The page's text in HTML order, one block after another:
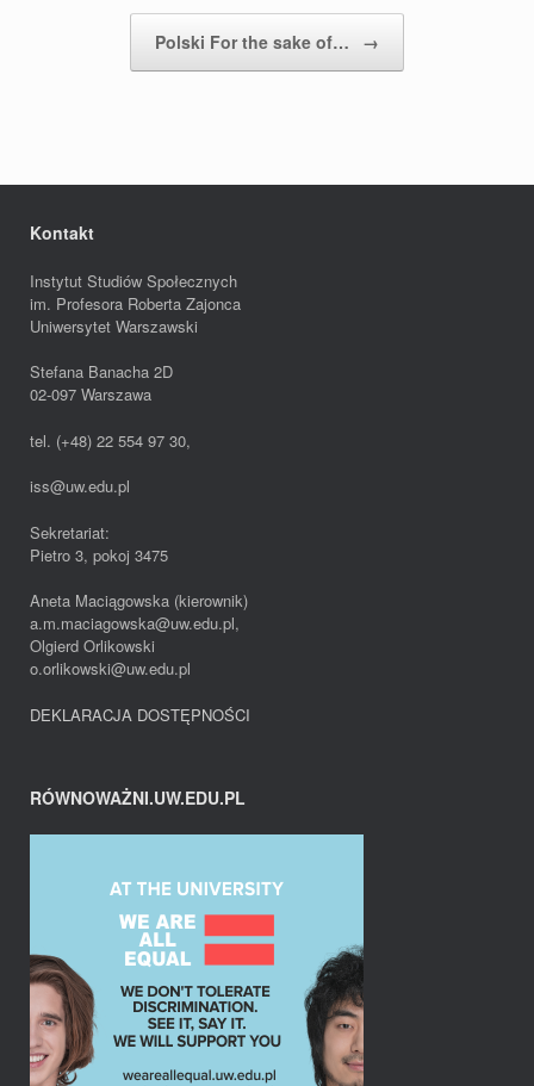
Polski For the sake of… →
Kontakt
Instytut Studiów Społecznych
im. Profesora Roberta Zajonca
Uniwersytet Warszawski
Stefana Banacha 2D
02-097 Warszawa
tel. (+48) 22 554 97 30,
iss@uw.edu.pl
Sekretariat:
Pietro 3, pokoj 3475
Aneta Maciągowska (kierownik)
a.m.maciagowska@uw.edu.pl,
Olgierd Orlikowski
o.orlikowski@uw.edu.pl
DEKLARACJA DOSTĘPNOŚCI
RÓWNOWAŻNI.UW.EDU.PL